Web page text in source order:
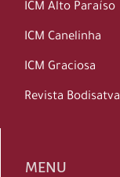
ICM Alto Paraíso
ICM Canelinha
ICM Graciosa
Revista Bodisatva
MENU